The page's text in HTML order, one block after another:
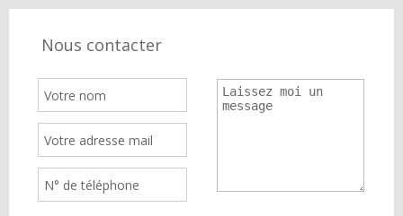
Nous contacter